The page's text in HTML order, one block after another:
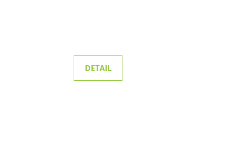
DETAIL